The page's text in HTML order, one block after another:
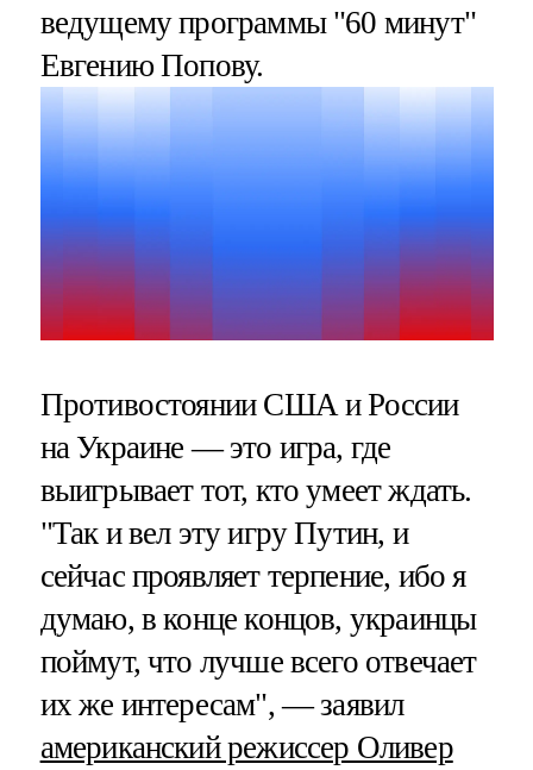
ведущему программы "60 минут"
Евгению Попову.
Противостоянии США и России
на Украине — это игра, где
выигрывает тот, кто умеет ждать.
"Так и вел эту игру Путин, и
сейчас проявляет терпение, ибо я
думаю, в конце концов, украинцы
поймут, что лучше всего отвечает
их же интересам", — заявил
американский режиссер Оливер